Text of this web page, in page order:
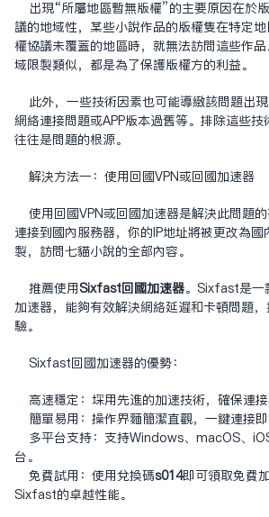
出现“所属地区暂无版权”的主要原因在于
议的地域性，某些小说作品的版权只在特定
权协议未覆盖的地区时，就无法访问这些作
域限制类似，都是为了保护版权方的利益。
此外，一些技术因素也可能导致该问题出现
网络连接问题或APP版本过旧等。排除这些
往往是问题的根源。
解决方法一：使用回国VPN或回国加速器
使用回国VPN或回国加速器是解决此问题
连接到国内服务器，你的IP地址将被更改为国
制，访问七猫小说的全部内容。
推荐使用Sixfast回国加速器。Sixfast是一
加速器，能够有效解决网络延迟和卡顿问题
验。
Sixfast回国加速器的优势：
高速稳定：采用先进的加速技术，确保连接
简单易用：操作界面简洁直观，一键连接即
多平台支持：支持Windows、macOS、
台。
免费试用：使用兑换码s014即可领取免费
Sixfast的卓越性能。